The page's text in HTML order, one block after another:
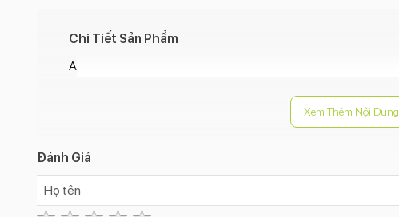
Chi Tiết Sản Phẩm
A
Xem Thêm Nội Dung
Đánh Giá